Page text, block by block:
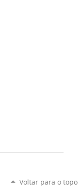
Voltar para o topo